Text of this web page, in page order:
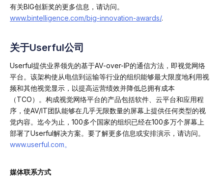
有关BIG创新奖的更多信息，请访问。
www.bintelligence.com/big-innovation-awards/.
关于Userful公司
Userful提供业界领先的基于AV-over-IP的通信方法，即视觉网络
平台。该架构使从电信到运输等行业的组织能够最大限度地利用视
频和其他视觉显示，以提高运营绩效并降低总拥有成本
（TCO）。构成视觉网络平台的产品包括软件、云平台和应用程
序，使AV/IT团队能够在几乎无限数量的屏幕上提供任何类型的视
觉内容。迄今为止，100多个国家的组织已经在100多万个屏幕上
部署了Userful解决方案。要了解更多信息或安排演示，请访问。
www.userful.com。
媒体联系方式